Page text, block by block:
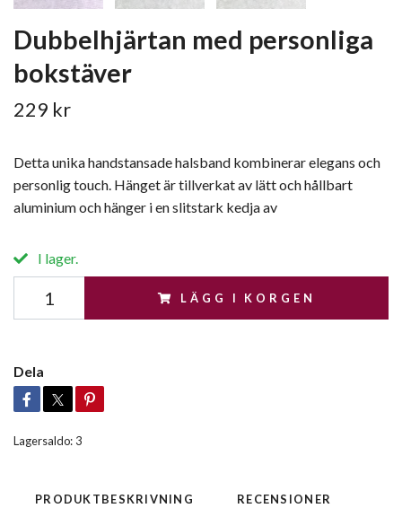
Dubbelhjärtan med personliga
bokstäver
229 kr
Detta unika handstansade halsband kombinerar elegans och
personlig touch. Hänget är tillverkat av lätt och hållbart
aluminium och hänger i en slitstark kedja av
I lager.
LÄGG I KORGEN
Dela
Lagersaldo: 3
PRODUKTBESKRIVNING RECENSIONER